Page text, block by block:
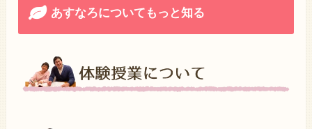
あすなろについてもっと知る